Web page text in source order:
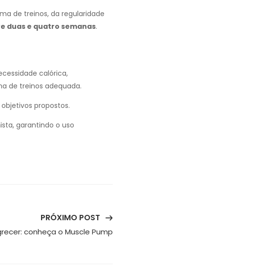
de treinos, da regularidade
duas e quatro semanas.
calórica,
de treinos adequada.
propostos.
garantindo o uso
PRÓXIMO POST
conheça o Muscle Pump